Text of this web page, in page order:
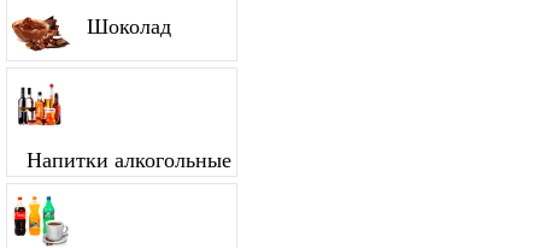
Шоколад
Напитки алкогольные